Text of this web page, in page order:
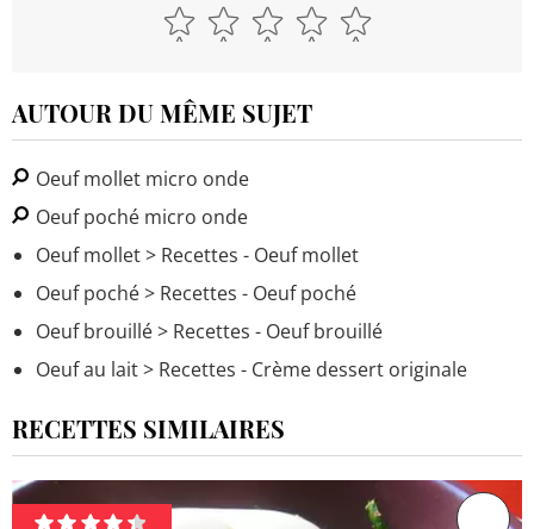
AUTOUR DU MÊME SUJET
Oeuf mollet micro onde
Oeuf poché micro onde
Oeuf mollet> Recettes - Oeuf mollet
Oeuf poché> Recettes - Oeuf poché
Oeuf brouillé> Recettes - Oeuf brouillé
Oeuf au lait> Recettes - Crème dessert originale
RECETTES SIMILAIRES